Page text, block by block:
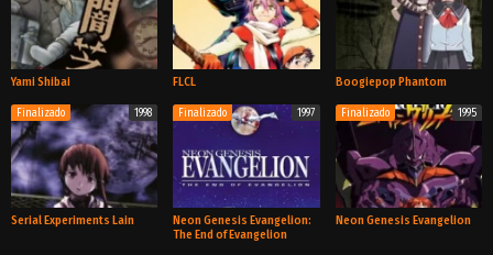
TV TV TV
TV
Yami Shibai
OVA
FLCL
TV
Boogiepop Phantom
Finalizado 1998
Serial Experiments Lain
Finalizado 1997
Neon Genesis Evangelion:
The End of Evangelion
Finalizado 1995
Neon Genesis Evangelion